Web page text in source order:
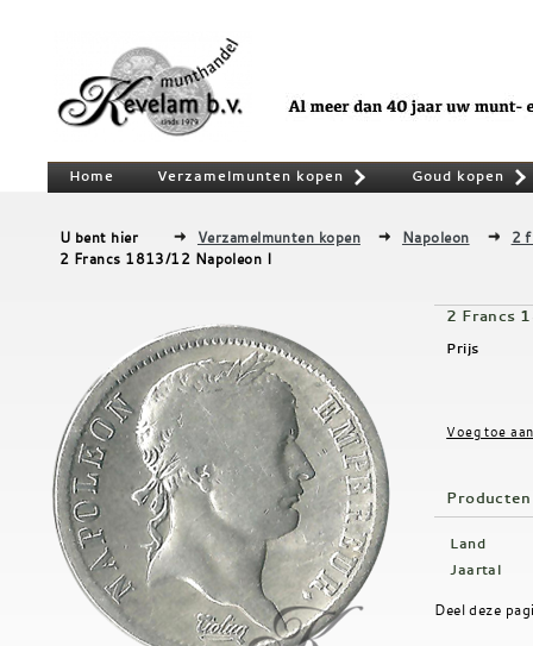
Home Verzamelmunten kopen Goud kopen
U bent hier Verzamelmunten kopen Napoleon
2
2 Francs 1813/12 Napoleon I
2 Francs
Prijs
Land
Jaartal
Deel deze